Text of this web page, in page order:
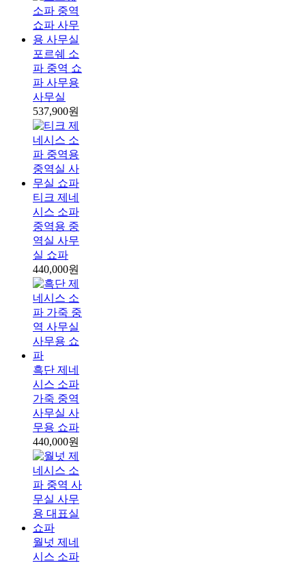
포르쉐 소
파 중역 쇼
파 사무용
사무실
537,900원
티크 제네
시스 소파
중역용 중
역실 사무
실 쇼파
440,000원
흑단 제네
시스 소파
가죽 중역
사무실 사
무용 쇼파
440,000원
월넛 제네
시스 소파